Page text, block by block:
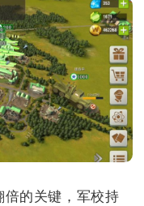
倍的关键，军校持